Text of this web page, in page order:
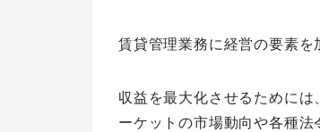
賃貸管理業務に経営の要素を
収益を最大化させるために
ーケットの市場動向や各種法